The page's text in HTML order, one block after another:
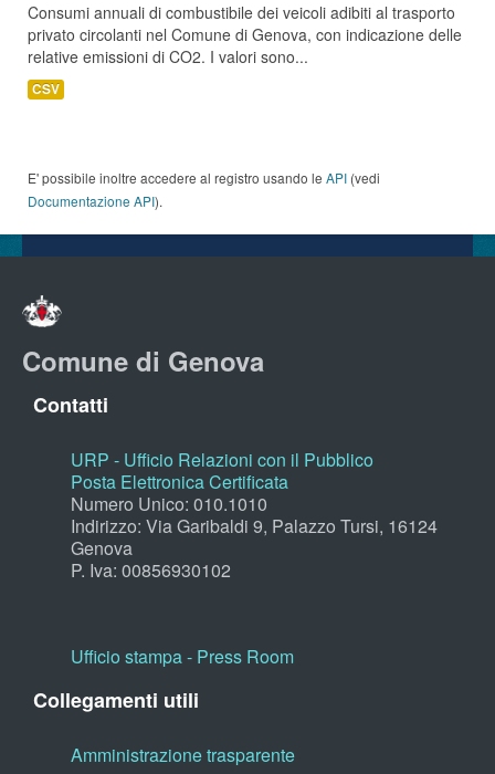
Consumi annuali di combustibile dei veicoli adibiti al trasporto
privato circolanti nel Comune di Genova, con indicazione delle
relative emissioni di CO2. I valori sono...
CSV
E' possibile inoltre accedere al registro usando le API (vedi
Documentazione API).
Comune di Genova
Contatti
URP - Ufficio Relazioni con il Pubblico
Posta Elettronica Certificata
Numero Unico: 010.1010
Indirizzo: Via Garibaldi 9, Palazzo Tursi, 16124
Genova
P. Iva: 00856930102
Ufficio stampa - Press Room
Collegamenti utili
Amministrazione trasparente